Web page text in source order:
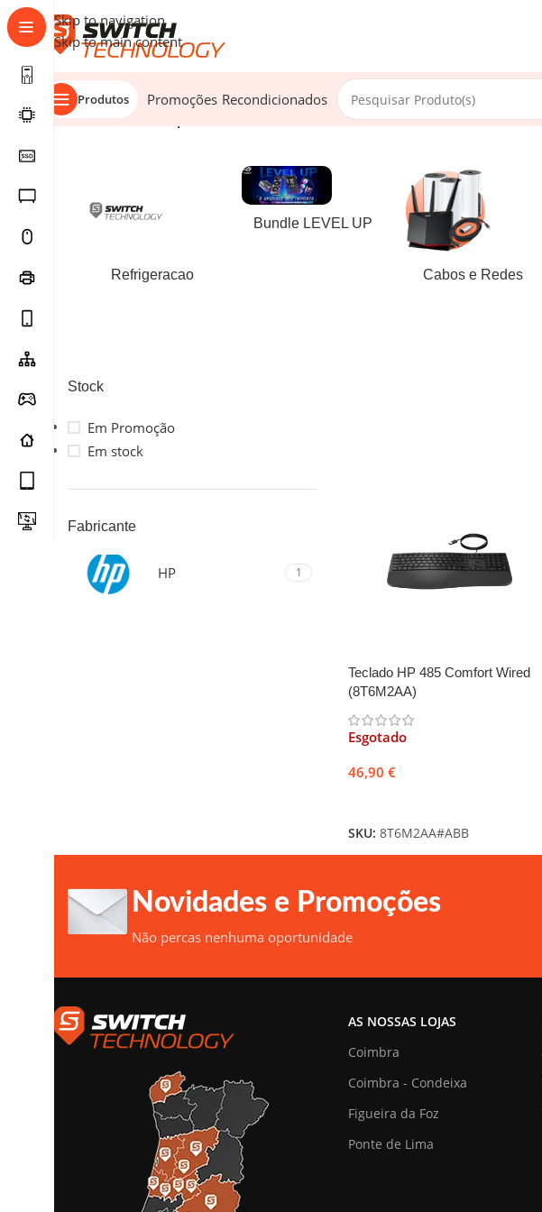
Skip to navigation
Skip to main content
Produtos Promoções Recondicionados
Início Produtos etiquetados com “197498232669”
Refrigeracao
Bundle LEVEL UP
Cabos e Redes
Stock
Em Promoção
Em stock
Fabricante
HP 1
Teclado HP 485 Comfort Wired
(8T6M2AA)
Esgotado
46,90 €
SKU: 8T6M2AA#ABB
Novidades e Promoções
Não percas nenhuma oportunidade
AS NOSSAS LOJAS
Coimbra
Coimbra - Condeixa
Figueira da Foz
Ponte de Lima